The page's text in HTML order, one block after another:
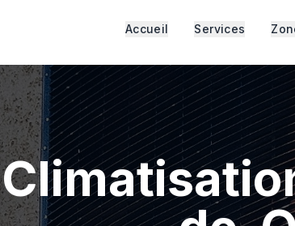
Accueil Services